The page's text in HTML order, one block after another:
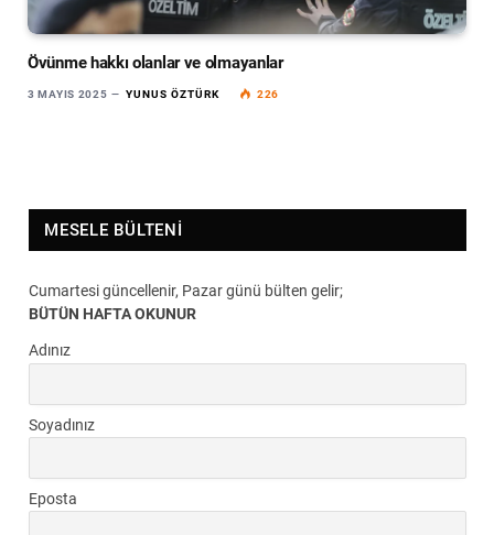
Övünme hakkı olanlar ve olmayanlar
3 MAYIS 2025 YUNUS ÖZTÜRK 226
MESELE BÜLTENI
Cumartesi güncellenir, Pazar günü bülten gelir;
BÜTÜN HAFTA OKUNUR
Adınız
Soyadınız
Eposta